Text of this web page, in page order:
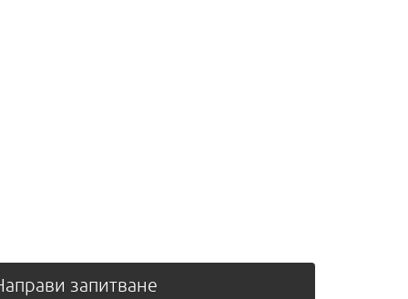
запитване